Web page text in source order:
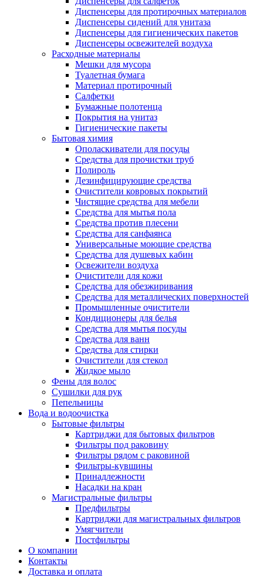
Диспенсеры для протирочных материалов
Диспенсеры сидений для унитаза
Диспенсеры для гигиенических пакетов
Диспенсеры освежителей воздуха
Расходные материалы
Мешки для мусора
Туалетная бумага
Материал протирочный
Салфетки
Бумажные полотенца
Покрытия на унитаз
Гигиенические пакеты
Бытовая химия
Ополаскиватели для посуды
Средства для прочистки труб
Полироль
Дезинфицирующие средства
Очистители ковровых покрытий
Чистящие средства для мебели
Средства для мытья пола
Средства против плесени
Средства для санфаянса
Универсальные моющие средства
Средства для душевых кабин
Освежители воздуха
Очистители для кожи
Средства для обезжиривания
Средства для металлических поверхностей
Промышленные очистители
Кондиционеры для белья
Средства для мытья посуды
Средства для ванн
Средства для стирки
Очистители для стекол
Жидкое мыло
Фены для волос
Сушилки для рук
Пепельницы
Вода и водоочистка
Бытовые фильтры
Картриджи для бытовых фильтров
Фильтры под раковину
Фильтры рядом с раковиной
Фильтры-кувшины
Принадлежности
Насадки на кран
Магистральные фильтры
Предфильтры
Картриджи для магистральных фильтров
Умягчители
Постфильтры
О компании
Контакты
Доставка и оплата